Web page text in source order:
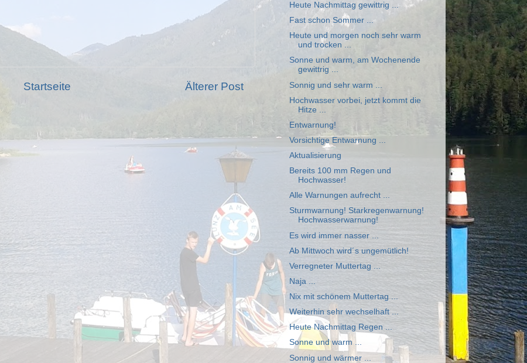
Älterer Post
Startseite
Heute Nachmittag gewittrig ...
Fast schon Sommer ...
Heute und morgen noch sehr warm
und trocken ...
Sonne und warm, am Wochenende
gewittrig ...
Sonnig und sehr warm ...
Hochwasser vorbei, jetzt kommt die
Hitze ...
Entwarnung!
Vorsichtige Entwarnung ...
Aktualisierung
Bereits 100 mm Regen und
Hochwasser!
Alle Warnungen aufrecht ...
Sturmwarnung! Starkregenwarnung!
Hochwasserwarnung!
Es wird immer nasser ...
Ab Mittwoch wird´s ungemütlich!
Verregneter Muttertag ...
Naja ...
Nix mit schönem Muttertag ...
Weiterhin sehr wechselhaft ...
Heute Nachmittag Regen ...
Sonne und warm ...
Sonnig und wärmer ...